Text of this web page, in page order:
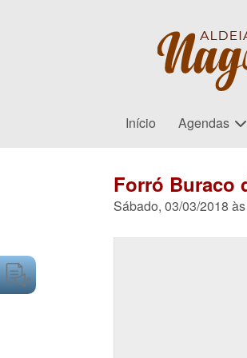
Início Agendas
Forró Buraco
Sábado, 03/03/2018